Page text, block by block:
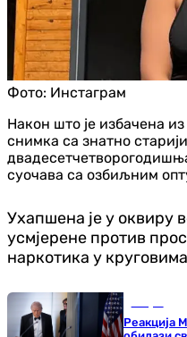
Фото: Инстаграм
Након што је избачена
снимка са знатно
суочава са озбиљним
Ухапшена је у оквиру
усмјерене против
наркотика у
Реакција